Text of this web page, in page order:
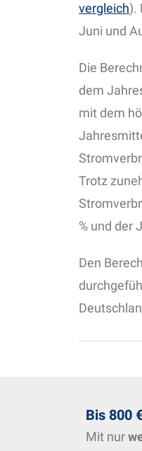
vergleich).
Juni und
Die
dem
mit dem
Trotz
% und der
Den
Bis 800
Mit nur